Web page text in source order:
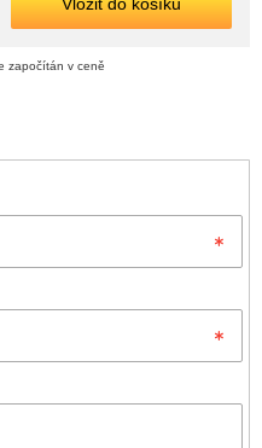
započítán v ceně